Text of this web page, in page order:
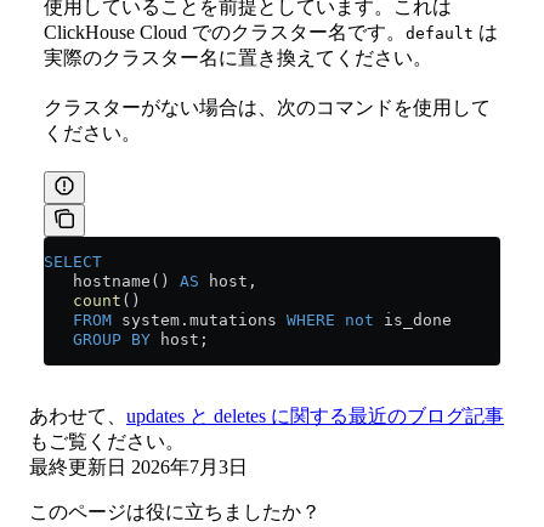
使用していることを前提としています。これは
ClickHouse Cloud でのクラスター名です。 default は
実際のクラスター名に置き換えてください。
クラスターがない場合は、次のコマンドを使用して
ください。
SELECT
   hostname()
AS host,
   count
()
   FROM
system . mutations WHERE not is_done
   GROUP BY
host;
あわせて、 updates と deletes に関する最近のブログ記事
もご覧ください。
最終更新日 2026年7月3日
このページは役に立ちましたか？